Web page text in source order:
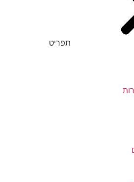
תפריט